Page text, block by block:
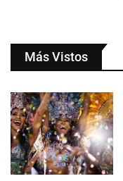
Más Vistos